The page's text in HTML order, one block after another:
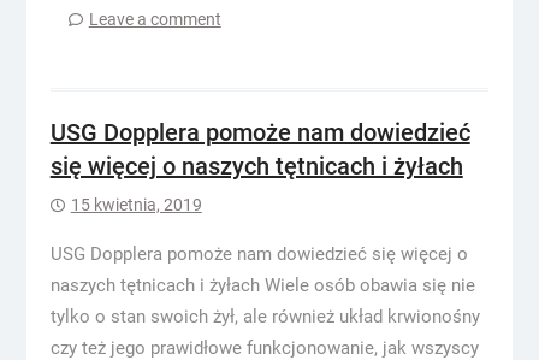
Leave a comment
USG Dopplera pomoże nam dowiedzieć
się więcej o naszych tętnicach i żyłach
15 kwietnia, 2019
USG Dopplera pomoże nam dowiedzieć się więcej o
naszych tętnicach i żyłach Wiele osób obawia się nie
tylko o stan swoich żył, ale również układ krwionośny
czy też jego prawidłowe funkcjonowanie, jak wszyscy